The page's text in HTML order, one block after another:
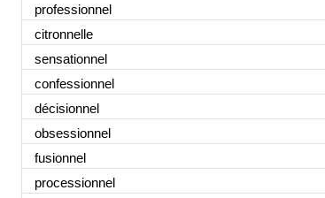
professionnel
citronnelle
sensationnel
confessionnel
décisionnel
obsessionnel
fusionnel
processionnel